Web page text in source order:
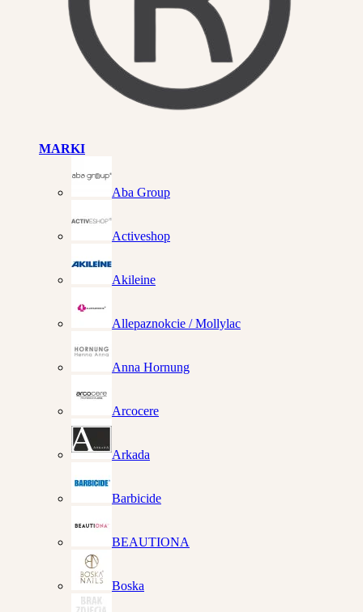
MARKI
Aba Group
Activeshop
Akileine
Allepaznokcie / Mollylac
Anna Hornung
Arcocere
Arkada
Barbicide
BEAUTIONA
Boska